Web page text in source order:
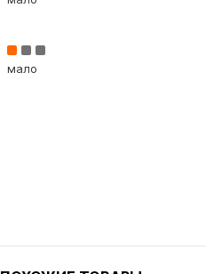
мало